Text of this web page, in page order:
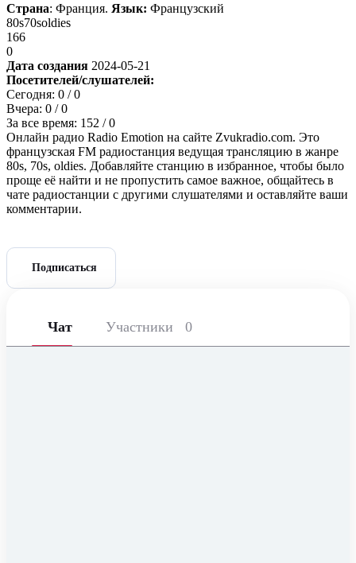
Страна: Франция. Язык: Французский
80s70soldies
166
0
Дата создания 2024-05-21
Посетителей/слушателей:
Сегодня: 0 / 0
Вчера: 0 / 0
За все время: 152 / 0
Онлайн радио Radio Emotion на сайте Zvukradio.com. Это
французская FM радиостанция ведущая трансляцию в жанре
80s, 70s, oldies. Добавляйте станцию в избранное, чтобы было
проще её найти и не пропустить самое важное, общайтесь в
чате радиостанции с другими слушателями и оставляйте ваши
комментарии.
Подписаться
Чат Участники 0